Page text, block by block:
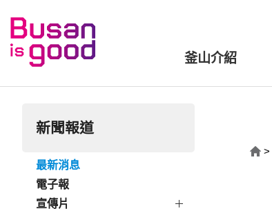
釜山介紹
新聞報道
最新消息
電子報
宣傳片
>